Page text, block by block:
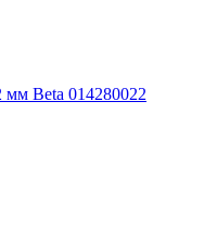
мм Beta 014280022